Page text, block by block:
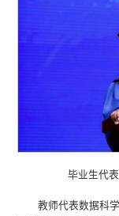
毕业生代
教师代表数据科